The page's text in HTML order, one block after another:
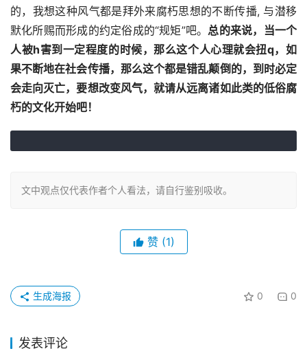
的，我想这种风气都是拜外来腐朽思想的不断传播, 与潜移
默化所赐而形成的约定俗成的“规矩”吧。 总的来说，当一个
人被h害到一定程度的时候，那么这个人心理就会扭q，如
果不断地在社会传播，那么这个都是错乱颠倒的，到时必定
会走向灭亡，要想改变风气，就请从远离诸如此类的低俗腐
朽的文化开始吧！
文中观点仅代表作者个人看法，请自行鉴别吸收。
赞 (1)
0 0
生成海报
发表评论